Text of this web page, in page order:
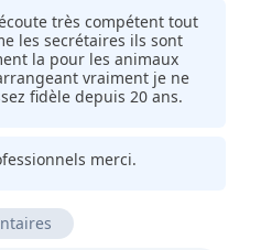
très compétent tout
les secrétaires ils sont
la pour les animaux
vraiment je ne
fidèle depuis 20 ans.
merci.